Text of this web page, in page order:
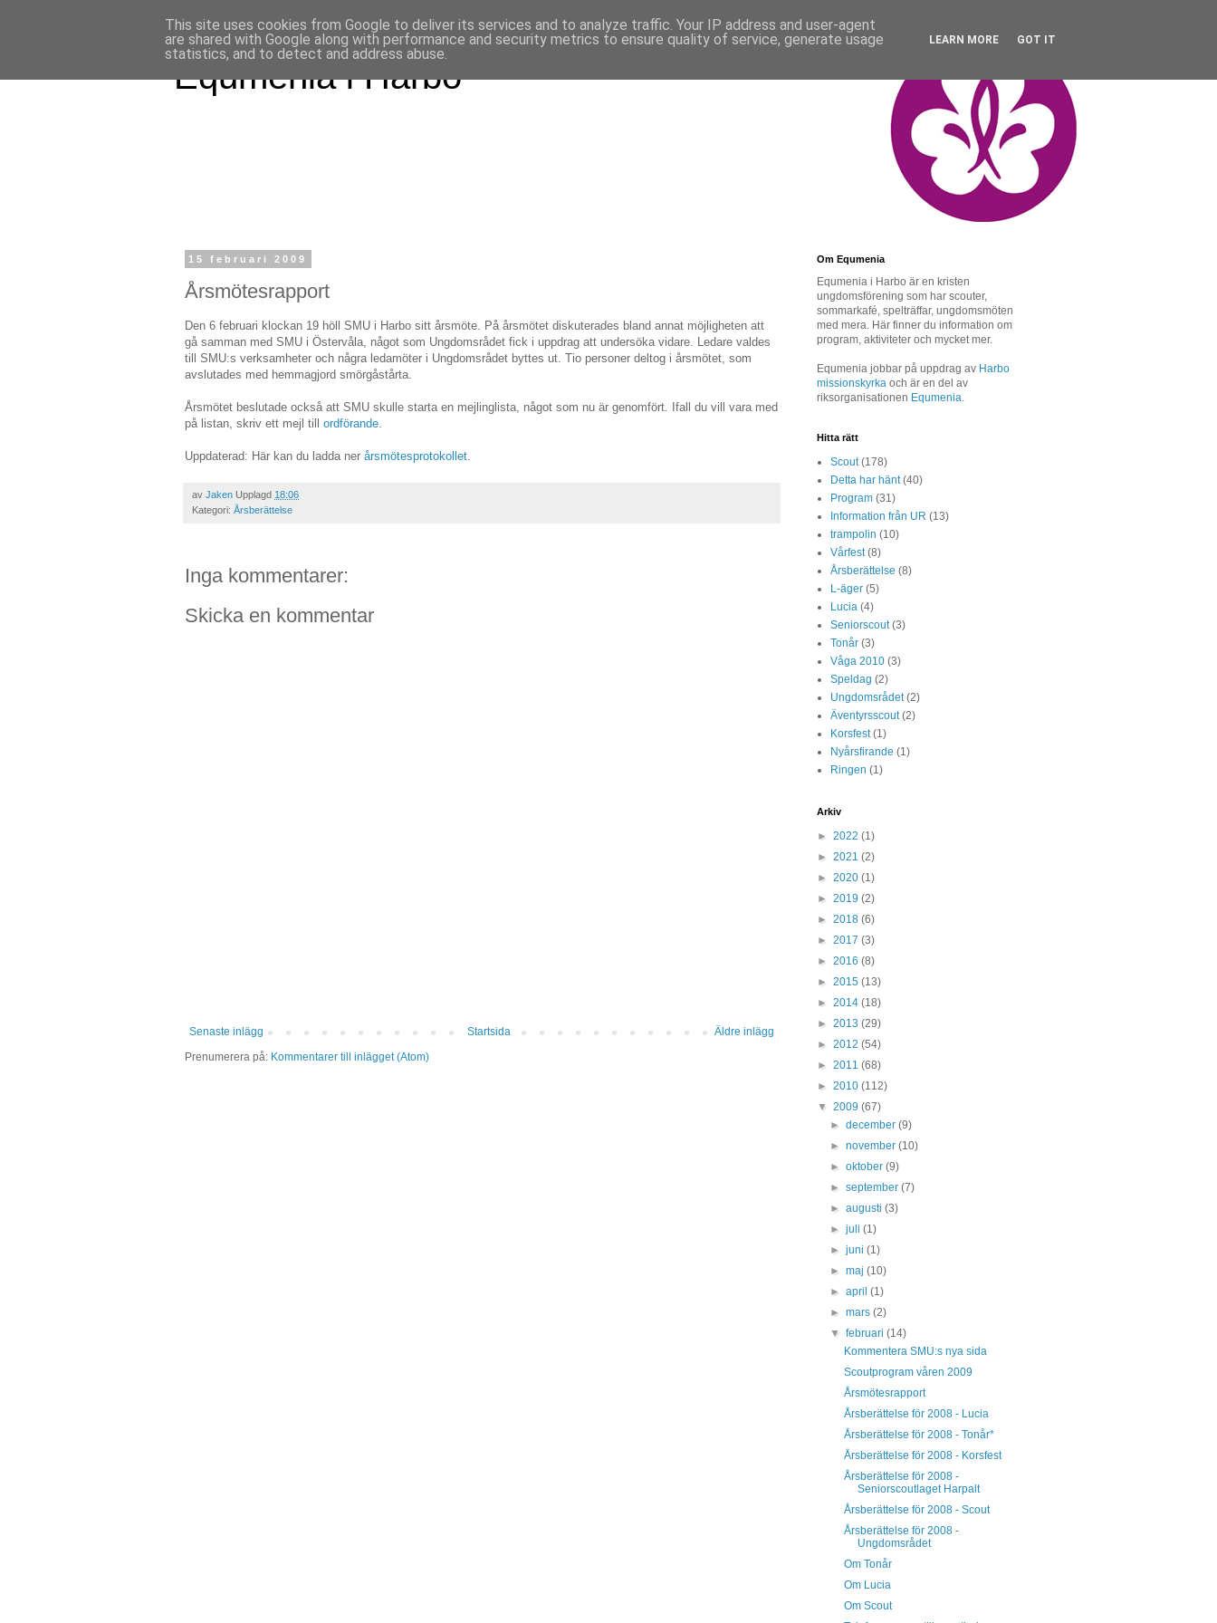
Equmenia i Harbo
15 februari 2009
Årsmötesrapport
Den 6 februari klockan 19 höll SMU i Harbo sitt årsmöte. På årsmötet diskuterades bland annat möjligheten att
gå samman med SMU i Östervåla, något som Ungdomsrådet fick i uppdrag att undersöka vidare. Ledare valdes
till SMU:s verksamheter och några ledamöter i Ungdomsrådet byttes ut. Tio personer deltog i årsmötet, som
avslutades med hemmagjord smörgåstårta.
Årsmötet beslutade också att SMU skulle starta en mejlinglista, något som nu är genomfört. Ifall du vill vara med
på listan, skriv ett mejl till ordförande
Uppdaterad: Här kan du ladda ner årsmötesprotokollet
av Jaken Upplagd 18:06
Kategori: Årsberättelse
Inga kommentarer:
Skicka en kommentar
Senaste inlägg Äldre inlägg
Startsida
Prenumerera på: Kommentarer till inlägget (Atom)
Om Equmenia
Equmenia i Harbo är en kristen
ungdomsförening som har scouter,
sommarkafé, spelträffar, ungdomsmöten
med mera. Här finner du information om
program, aktiviteter och mycket mer.
Equmenia jobbar på uppdrag av Harbo
missionskyrka och är en del av
riksorganisationen Equmenia.
Hitta rätt
Scout (178)
Detta har hänt (40)
Program (31)
Information från UR (13)
trampolin (10)
Vårfest (8)
Årsberättelse (8)
L-äger (5)
Lucia (4)
Seniorscout (3)
Tonår (3)
Våga 2010 (3)
Speldag (2)
Ungdomsrådet (2)
Äventyrsscout (2)
Korsfest (1)
Nyårsfirande (1)
Ringen (1)
Arkiv
► 2022 (1)
► 2021 (2)
► 2020 (1)
► 2019 (2)
► 2018 (6)
► 2017 (3)
► 2016 (8)
► 2015 (13)
► 2014 (18)
► 2013 (29)
► 2012 (54)
► 2011 (68)
► 2010 (112)
▼ 2009 (67)
►december(9)
►november(10)
►oktober(9)
►september(7)
►augusti(3)
►juli(1)
►juni(1)
►maj(10)
►april(1)
►mars(2)
▼februari(14)
Kommentera SMU:s nya sida
Scoutprogram våren 2009
Årsmötesrapport
Årsberättelse för 2008 - Lucia
Årsberättelse för 2008 - Tonår*
Årsberättelse för 2008 - Korsfest
Årsberättelse för 2008 -
Seniorscoutlaget Harpalt
Årsberättelse för 2008 - Scout
Årsberättelse för 2008 -
Ungdomsrådet
Om Tonår
Om Lucia
Om Scout
This site uses cookies from Google to deliver its services and to analyze traffic. Your IP address and user-agent
are shared with Google along with performance and security metrics to ensure quality of service, generate usage
statistics, and to detect and address abuse.
LEARN MORE GOT IT